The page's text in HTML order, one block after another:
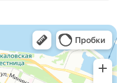
Новгороде